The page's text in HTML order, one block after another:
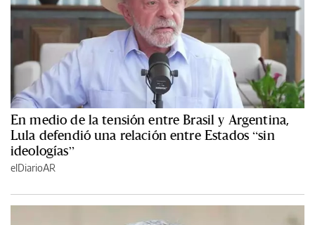
En medio de la tensión entre Brasil y Argentina,
Lula defendió una relación entre Estados “sin
ideologías”
elDiarioAR